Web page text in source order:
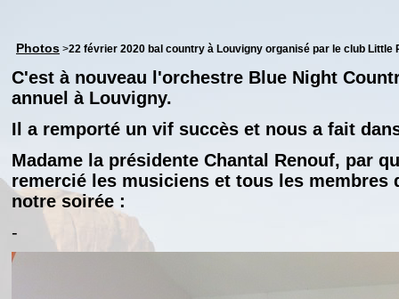
Photos >22 février 2020 bal country à Louvigny organisé par le club Little
C'est à nouveau l'orchestre Blue Night
annuel à Louvigny.
Il a remporté un vif succès et nous a fait
Madame la présidente Chantal Renouf, par
remercié les musiciens et tous les membres
notre soirée :
-